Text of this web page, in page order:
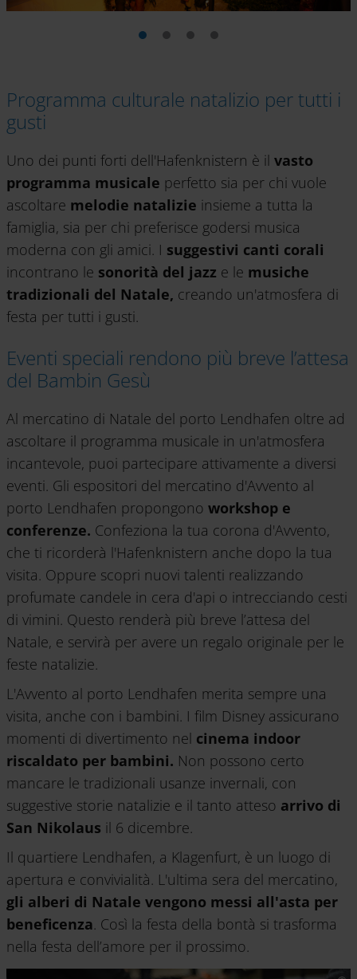
Programma culturale natalizio per tutti i
gusti
Uno dei punti forti dell'Hafenknistern è il vasto
programma musicale perfetto sia per chi vuole
ascoltare melodie natalizie insieme a tutta la
famiglia, sia per chi preferisce godersi musica
moderna con gli amici. I suggestivi canti corali
incontrano le sonorità del jazz e le musiche
tradizionali del Natale, creando un'atmosfera di
festa per tutti i gusti.
Eventi speciali rendono più breve l’attesa
del Bambin Gesù
Al mercatino di Natale del porto Lendhafen oltre ad
ascoltare il programma musicale in un'atmosfera
incantevole, puoi partecipare attivamente a diversi
eventi. Gli espositori del mercatino d'Avvento al
porto Lendhafen propongono workshop e
conferenze. Confeziona la tua corona d'Avvento,
che ti ricorderà l'Hafenknistern anche dopo la tua
visita. Oppure scopri nuovi talenti realizzando
profumate candele in cera d'api o intrecciando cesti
di vimini. Questo renderà più breve l’attesa del
Natale, e servirà per avere un regalo originale per le
feste natalizie.
L'Avvento al porto Lendhafen merita sempre una
visita, anche con i bambini. I film Disney assicurano
momenti di divertimento nel cinema indoor
riscaldato per bambini. Non possono certo
mancare le tradizionali usanze invernali, con
suggestive storie natalizie e il tanto atteso arrivo di
San Nikolaus il 6 dicembre.
Il quartiere Lendhafen, a Klagenfurt, è un luogo di
apertura e convivialità. L'ultima sera del mercatino,
gli alberi di Natale vengono messi all'asta per
beneficenza. Così la festa della bontà si trasforma
nella festa dell’amore per il prossimo.